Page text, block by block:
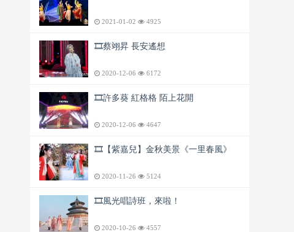
2021-01-02 4925
🎞️蔡翊昇 長安遙想
2020-12-06 6172
🎞️許多葵 紅格格 陌上花開
2020-12-06 4647
🎞️【紫嘉兒】金秋美景《一里春風》
2020-11-26 5124
🎞️風光唱詩班，來啦！
2020-10-26 4557